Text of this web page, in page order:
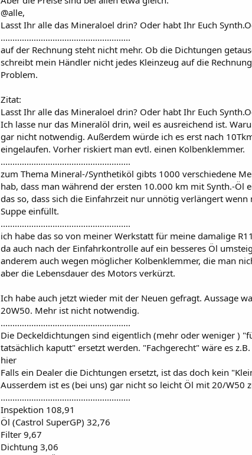
@alle,
Lasst Ihr alle das Mineraloel drin? Oder habt Ihr Euch
.......................................................
auf der Rechnung steht nicht mehr. Ob die Dichtungen
schreibt mein Händler nicht jedes Kleinzeug auf die
Problem.
Zitat:
Lasst Ihr alle das Mineraloel drin? Oder habt Ihr Euch
Ich lasse nur das Mineralöl drin, weil es ausreichend ist.
gar nicht notwendig. Außerdem würde ich es erst nach
eingelaufen. Vorher riskiert man evtl. einen Kolbenklemmer.
.......................................................
zum Thema Mineral-/Synthetiköl gibts 1000 verschiedene
hab, dass man während der ersten 10.000 km mit Synth.-Öl
das so, dass sich die Einfahrzeit nur unnötig verlängert
Suppe einfüllt.
.......................................................
ich habe das so von meiner Werkstatt für meine damalige
da auch nach der Einfahrkontrolle auf ein besseres Öl
anderem auch wegen möglicher Kolbenklemmer, die man
aber die Lebensdauer des Motors verkürzt.
Ich habe auch jetzt wieder mit der Neuen gefragt. Aussage
20W50. Mehr ist nicht notwendig.
.......................................................
Die Deckeldichtungen sind eigentlich (mehr oder weniger )
tatsächlich kaputt" ersetzt werden. "Fachgerecht" wäre es
hier
Falls ein Dealer die Dichtungen ersetzt, ist das doch kein
Ausserdem ist es (bei uns) gar nicht so leicht Öl mit 20/W50
.......................................................
Inspektion 108,91
Öl (Castrol SuperGP) 32,76
Filter 9,67
Dichtung 3,06